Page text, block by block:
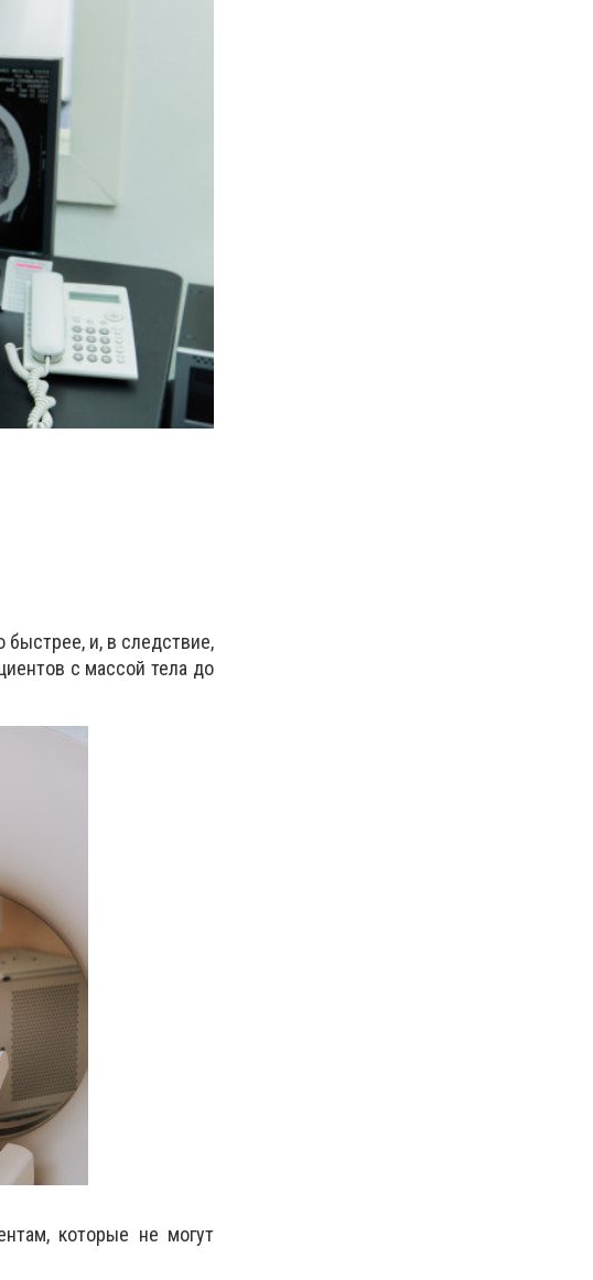
быстрее, и, в следствие,
с массой тела до
которые не могут